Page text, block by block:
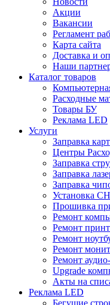
Акции
Вакансии
Регламент
Карта сайта
Доставка и
Наши
Каталог товаров
Расходные
Товары БУ
Реклама LED
Услуги
Заправка
Центры
Заправка
Заправка
Заправка
Установка
Прошивка
Ремонт
Ремонт
Ремонт
Ремонт
Ремонт
Upgrade
Акты на
Реклама LED
Бегущие